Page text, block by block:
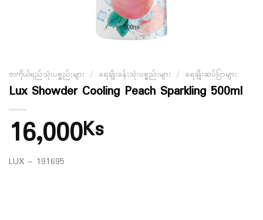
တကိုယ်ရည်သုံးပစ္စည်းများ / ရေချိုးခန်းသုံးပစ္စည်းများ / ရေချိုးဆပ်ပြာများ
Lux Showder Cooling Peach Sparkling 500ml
16,000Ks
LUX – 191695